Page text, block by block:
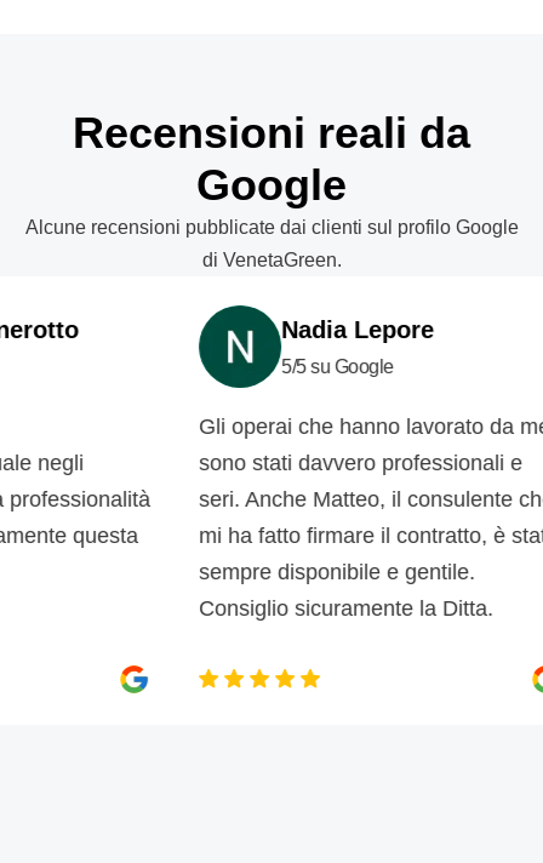
Recensioni reali da
Google
Alcune recensioni pubblicate dai clienti sul profilo Google
di VenetaGreen.
negli
questa
Nadia Lepore
5/5 su Google
Gli operai che hanno lavorato da me,
sono stati davvero professionali e
seri. Anche Matteo, il consulente che
mi ha fatto firmare il contratto, è stato
sempre disponibile e gentile.
Consiglio sicuramente la Ditta.